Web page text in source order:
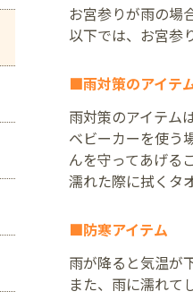
お宮参りが雨の場
以下では、お宮参
■雨対策のアイテ
雨対策のアイテム
ベビーカーを使う
んを守ってあげる
濡れた際に拭くタ
■防寒アイテム
雨が降ると気温が
また、雨に濡れて